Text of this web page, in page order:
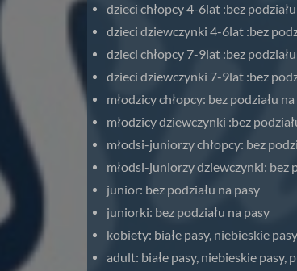
dzieci chłopcy 4-6lat :bez
dzieci dziewczynki 4-6lat :bez
dzieci chłopcy 7-9lat :bez
dzieci dziewczynki 7-9lat :bez
młodzicy chłopcy: bez podziału
młodzicy dziewczynki :bez
młodsi-juniorzy chłopcy: bez
młodsi-juniorzy dziewczynki: bez
junior: bez podziału na pasy
juniorki: bez podziału na pasy
kobiety: białe pasy, niebieskie
adult: białe pasy, niebieskie pasy,